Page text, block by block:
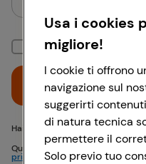
Mantieni la sessione
Hai problemi di accesso?
Questo sito è protetto da
privacy eTermini di servizio
Usa i cookies
migliore!
I cookie ti offrono
navigazione sul
suggerirti
di natura tecnica
permettere il
Solo previo tuo